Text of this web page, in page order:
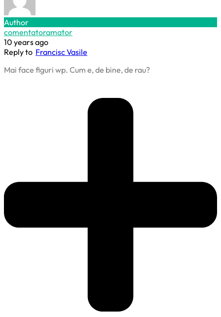
Author
comentatoramator
10 years ago
Reply to Francisc Vasile
Mai face figuri wp. Cum e, de bine, de rau?